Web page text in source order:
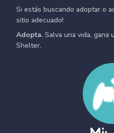
Si estás buscando adoptar o
sitio adecuado!
Adopta. Salva una vida, gana
Shelter.